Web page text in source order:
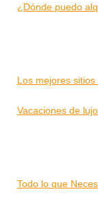
¿Dónde puedo
Los mejores sitios
Vacaciones de lujo
Todo lo que